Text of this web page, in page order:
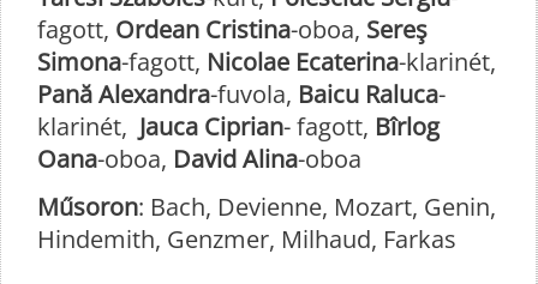
fagott, Ordean Cristina-oboa, Sereş
Simona-fagott, Nicolae Ecaterina-klarinét,
Pană Alexandra-fuvola, Baicu Raluca-
klarinét, Jauca Ciprian- fagott, Bîrlog
Oana-oboa, David Alina-oboa
Műsoron: Bach, Devienne, Mozart, Genin,
Hindemith, Genzmer, Milhaud, Farkas